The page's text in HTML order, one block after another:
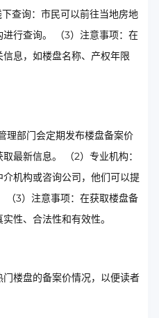
查询：市民可以前往当地房地
行查询。 （3）注意事项：在
息，如楼盘名称、产权年限
理部门会定期发布楼盘备案价
最新信息。 （2）专业机构：
机构或咨询公司，他们可以提
（3）注意事项：在获取楼盘备
性、合法性和有效性。
楼盘的备案价情况，以便读者